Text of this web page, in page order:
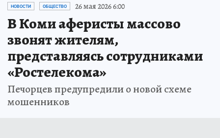
НОВОСТИ ОБЩЕСТВО 26 мая 2026 6:00
В Коми аферисты массово
звонят жителям,
представляясь сотрудниками
«Ростелекома»
Печорцев предупредили о новой схеме
мошенников